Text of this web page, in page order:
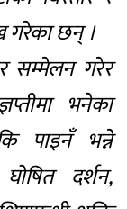
गरेका छन् ।
सम्मेलन गरेर
भनेका
पाइनँ भन्ने
दर्शन,